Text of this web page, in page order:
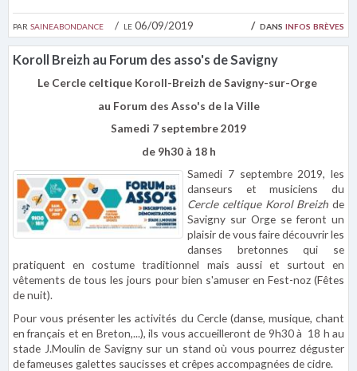
par saineabondance le 06/09/2019 dans infos brèves
Koroll Breizh au Forum des asso's de Savigny
Le Cercle celtique Koroll-Breizh de Savigny-sur-Orge
au Forum des Asso's de la Ville
Samedi 7 septembre 2019
de 9h30 à 18 h
Samedi 7 septembre 2019, les
danseurs et musiciens du
Cercle celtique Korol Breizh de
Savigny sur Orge se feront un
plaisir de vous faire découvrir les
danses bretonnes qui se
pratiquent en costume traditionnel mais aussi et surtout en
vêtements de tous les jours pour bien s'amuser en Fest-noz (Fêtes
de nuit).
Pour vous présenter les activités du Cercle (danse, musique, chant
en français et en Breton,...), ils vous accueilleront de 9h30 à 18 h au
stade J.Moulin de Savigny sur un stand où vous pourrez déguster
de fameuses galettes saucisses et crêpes accompagnées de cidre.